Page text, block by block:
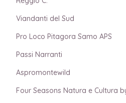
Viandanti del Sud
Pro Loco Pitagora Samo APS
Passi Narranti
Aspromontewild
Four Seasons Natura e Cultura